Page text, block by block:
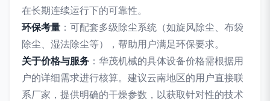
在长期连续运行下的可靠性。
环保考量 ：可配套多级除尘系统（如旋风除尘、布袋
除尘、湿法除尘等），帮助用户满足环保要求。
关于价格与服务 ：华茂机械的具体设备价格需根据用
户的详细需求进行核算。建议云南地区的用户直接联
系厂家，提供明确的干燥参数，以获取针对性的技术